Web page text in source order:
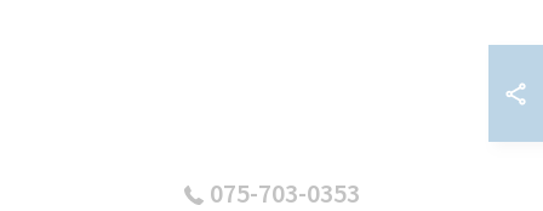
075-703-0353